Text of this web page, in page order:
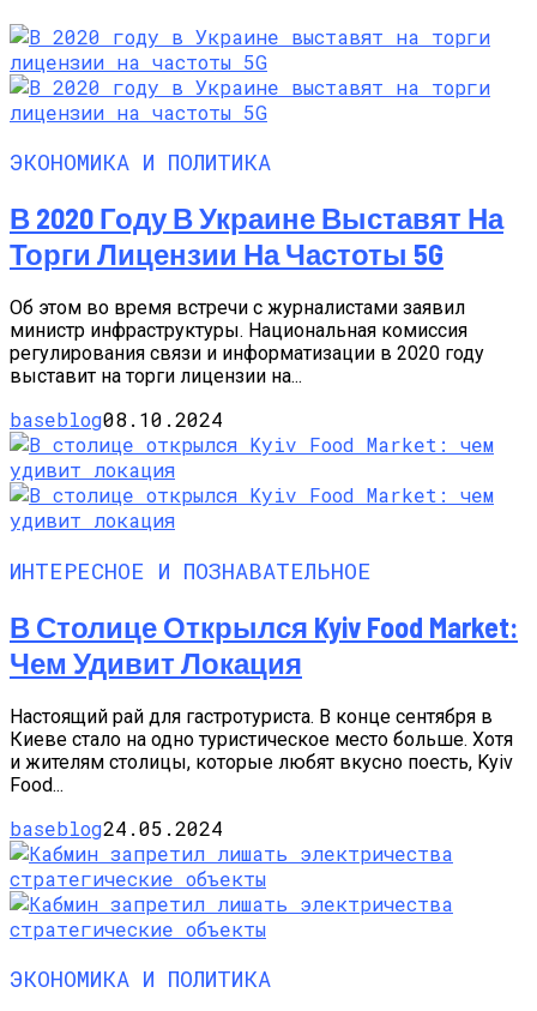
ЭКОНОМИКА И ПОЛИТИКА
В 2020 Году В Украине Выставят На
Торги Лицензии На Частоты 5G
Об этом во время встречи с журналистами заявил
министр инфраструктуры. Национальная комиссия
регулирования связи и информатизации в 2020 году
выставит на торги лицензии на...
baseblog08.10.2024
ИНТЕРЕСНОЕ И ПОЗНАВАТЕЛЬНОЕ
В Столице Открылся Kyiv Food Market:
Чем Удивит Локация
Настоящий рай для гастротуриста. В конце сентября в
Киеве стало на одно туристическое место больше. Хотя
и жителям столицы, которые любят вкусно поесть, Kyiv
Food...
baseblog24.05.2024
ЭКОНОМИКА И ПОЛИТИКА